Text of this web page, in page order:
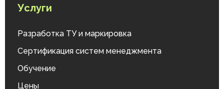
Услуги
Разработка ТУ и маркировка
Сертификация систем менеджмента
Обучение
Цены